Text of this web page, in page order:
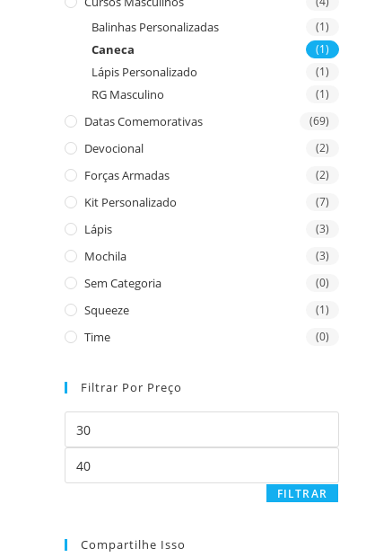
Balinhas Personalizadas (1)
Caneca (1)
Lápis Personalizado (1)
RG Masculino (1)
Datas Comemorativas (69)
Devocional (2)
Forças Armadas (2)
Kit Personalizado (7)
Lápis (3)
Mochila (3)
Sem Categoria (0)
Squeeze (1)
Time (0)
Filtrar Por Preço
FILTRAR
Compartilhe Isso